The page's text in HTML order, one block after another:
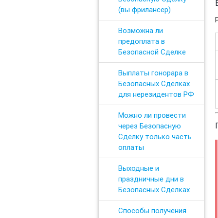
(вы фрилансер)
Возможна ли
предоплата в
Безопасной Сделке
Выплаты гонорара в
Безопасных Сделках
для нерезидентов РФ
Можно ли провести
через Безопасную
Сделку только часть
оплаты
Выходные и
праздничные дни в
Безопасных Сделках
Способы получения